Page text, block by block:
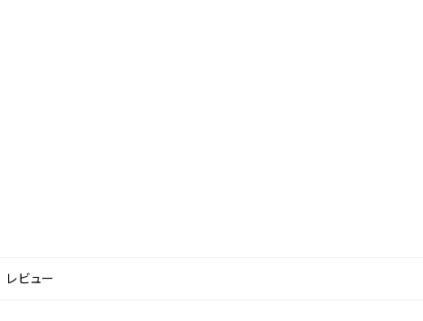
レビュー